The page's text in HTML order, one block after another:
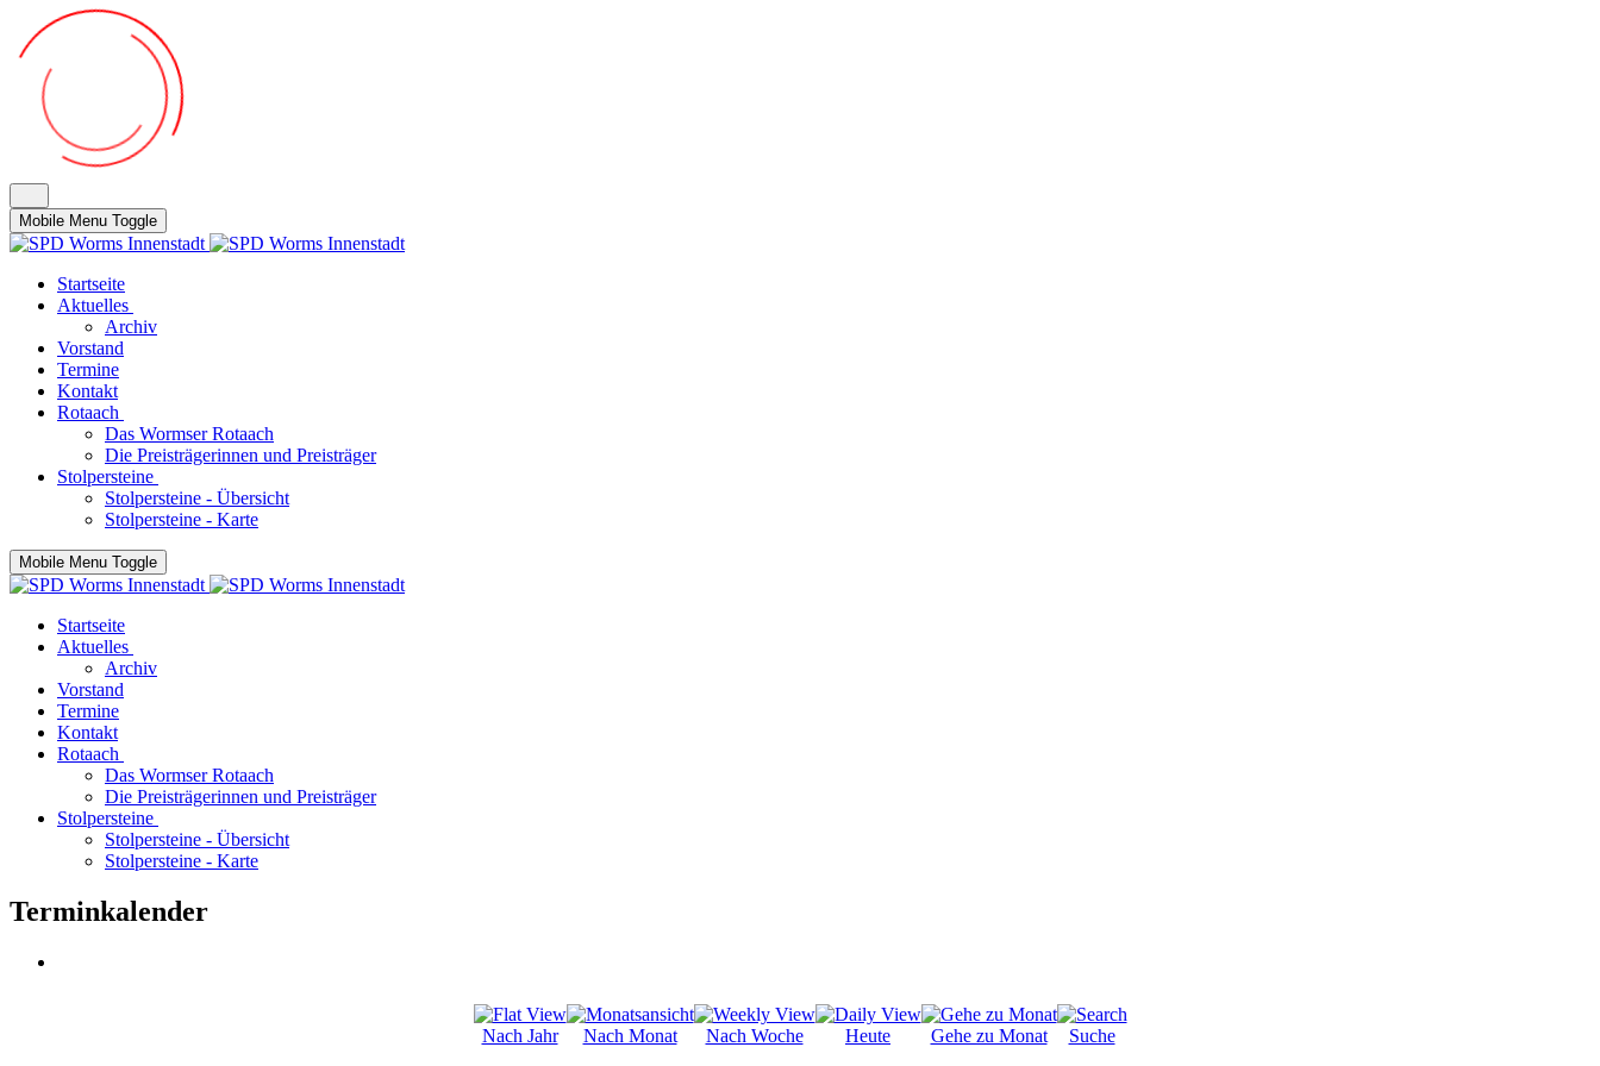
Mobile Menu Toggle
Startseite
Aktuelles
Archiv
Vorstand
Termine
Kontakt
Rotaach
Das Wormser Rotaach
Die Preisträgerinnen und Preisträger
Stolpersteine
Stolpersteine - Übersicht
Stolpersteine - Karte
Mobile Menu Toggle
Startseite
Aktuelles
Archiv
Vorstand
Termine
Kontakt
Rotaach
Das Wormser Rotaach
Die Preisträgerinnen und Preisträger
Stolpersteine
Stolpersteine - Übersicht
Stolpersteine - Karte
Terminkalender
Nach Jahr Nach Monat Nach Woche Heute Gehe zu Monat Suche